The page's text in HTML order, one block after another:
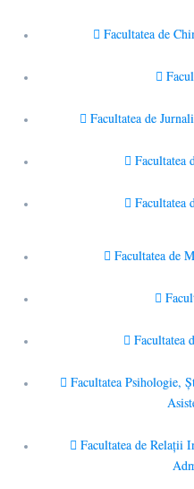
Facultatea de
Facultatea de
Facultatea
Facultatea
Facultatea de
Facultatea
Facultatea Psihologie,
Facultatea de Relaţii